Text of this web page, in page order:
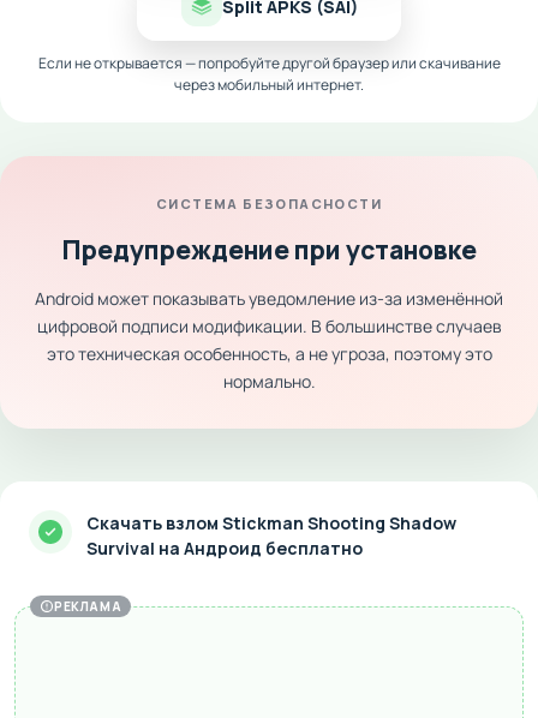
Split APKS (SAI)
Если не открывается — попробуйте другой браузер или скачивание
через мобильный интернет.
СИСТЕМА БЕЗОПАСНОСТИ
Предупреждение при установке
Android может показывать уведомление из-за изменённой
цифровой подписи модификации. В большинстве случаев
это техническая особенность, а не угроза, поэтому это
нормально.
Скачать взлом Stickman Shooting Shadow
Survival на Андроид бесплатно
РЕКЛАМА